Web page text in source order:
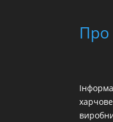
Про